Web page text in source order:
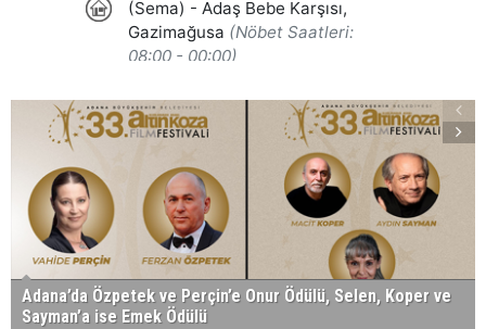
Adana’da Özpetek ve Perçin’e Onur Ödülü, Selen, Koper ve
Sayman’a ise Emek Ödülü